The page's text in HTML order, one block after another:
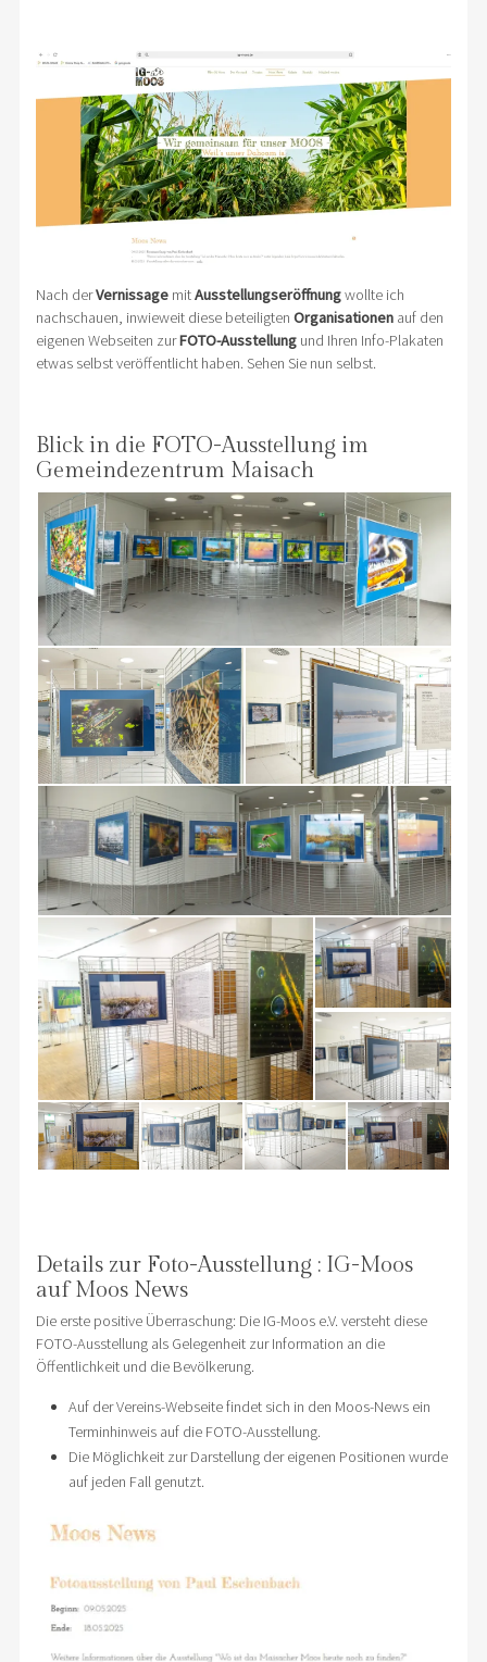
Nach derVernissagemitAusstellungseröffnungwollte ich
nachschauen, inwieweit diese beteiligten Organisationenauf den
eigenen Webseiten zurFOTO-Ausstellungund Ihren Info-Plakaten
etwas selbst veröffentlicht haben. Sehen Sie nun selbst.
Blick in die FOTO-Ausstellung im
Gemeindezentrum Maisach
Details zur Foto-Ausstellung : IG-Moos
auf Moos News
Die erste positive Überraschung: Die IG-Moos e.V. versteht diese
FOTO-Ausstellung als Gelegenheit zur Information an die
Öffentlichkeit und die Bevölkerung.
Auf der Vereins-Webseite findet sich in den Moos-News ein
Terminhinweis auf die FOTO-Ausstellung.
Die Möglichkeit zur Darstellung der eigenen Positionen wurde
auf jeden Fall genutzt.